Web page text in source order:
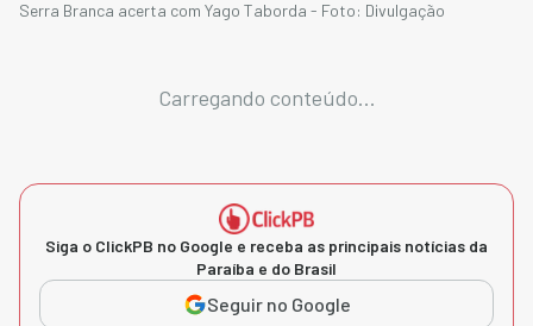
Serra Branca acerta com Yago Taborda - Foto: Divulgação
Carregando conteúdo...
Siga o ClickPB no Google e receba as principais notícias da
Paraíba e do Brasil
Seguir no Google